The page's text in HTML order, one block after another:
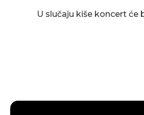
U slučaju kiše koncert će